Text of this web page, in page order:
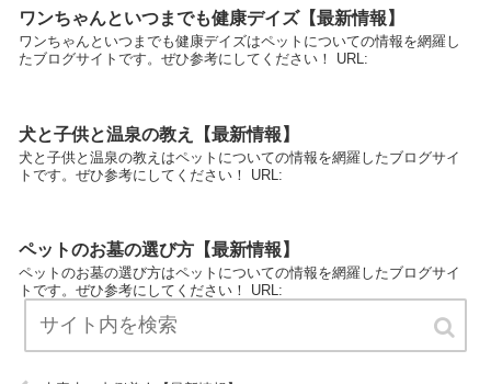
ワンちゃんといつまでも健康デイズ【最新情報】
ワンちゃんといつまでも健康デイズはペットについての情報を網羅し
たブログサイトです。ぜひ参考にしてください！ URL:
犬と子供と温泉の教え【最新情報】
犬と子供と温泉の教えはペットについての情報を網羅したブログサイ
トです。ぜひ参考にしてください！ URL:
ペットのお墓の選び方【最新情報】
ペットのお墓の選び方はペットについての情報を網羅したブログサイ
トです。ぜひ参考にしてください！ URL: